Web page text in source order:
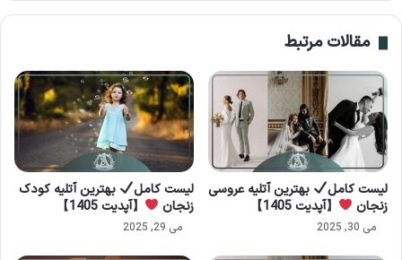
مقالات مرتبط
لیست کامل
بهترین آتلیه عروسی
زنجان
【آپدیت 1405】
می 30, 2025
لیست کامل
بهترین آتلیه کودک
زنجان
【آپدیت 1405】
می 29, 2025